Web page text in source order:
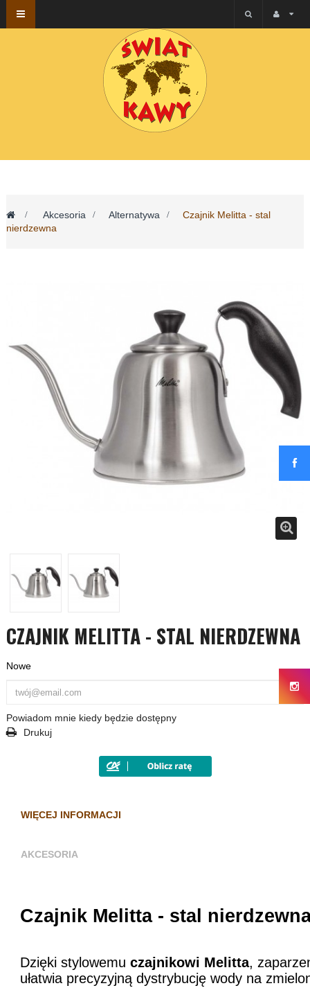
Przełącz
nawigacji
> Akcesoria > Alternatywa >
Czajnik Melitta - stal
nierdzewna
CZAJNIK MELITTA - STAL NIERDZEWNA
Nowe
Powiadom mnie kiedy będzie dostępny
Drukuj
WIĘCEJ INFORMACJI
AKCESORIA
Czajnik Melitta - stal
Dzięki stylowemu czajnikowi Melitta,
ułatwia precyzyjną dystrybucję wody na